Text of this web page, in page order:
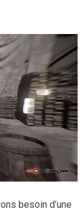
besoin d’une